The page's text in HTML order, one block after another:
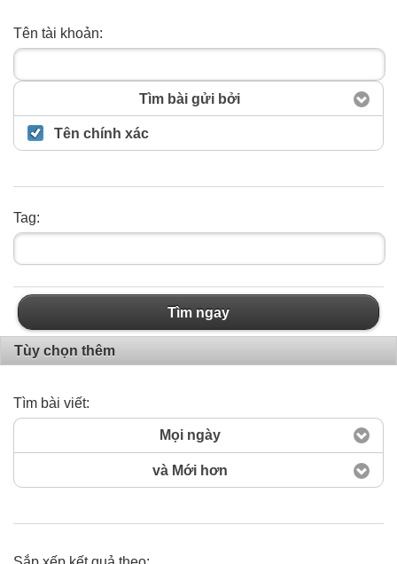
Tên tài khoản:
Tìm bài gửi bởi
Tên chính xác
Tag:
Tìm ngay
Tùy chọn thêm
Tìm bài viết:
Mọi ngày
và Mới hơn